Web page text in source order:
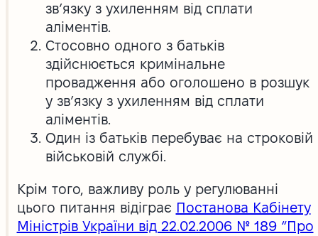
зв’язку з ухиленням від сплати
аліментів.
Стосовно одного з батьків
здійснюється кримінальне
провадження або оголошено в розшук
у зв’язку з ухиленням від сплати
аліментів.
Один із батьків перебуває на строковій
військовій службі.
Крім того, важливу роль у регулюванні
цього питання відіграє Постанова Кабінету
Міністрів України від 22.02.2006 № 189 “Про